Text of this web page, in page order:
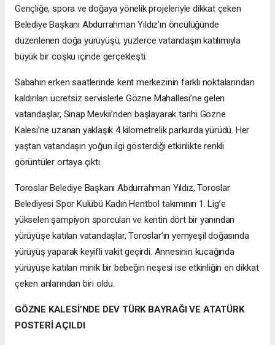
Gençliğe, spora ve doğaya yönelik projeleriyle dikkat çeken
Belediye Başkanı Abdurrahman Yıldız’ın öncülüğünde
düzenlenen doğa yürüyüşü, yüzlerce vatandaşın katılımıyla
büyük bir coşku içinde gerçekleşti.
Sabahın erken saatlerinde kent merkezinin farklı noktalarından
kaldırılan ücretsiz servislerle Gözne Mahallesi’ne gelen
vatandaşlar, Sinap Mevkii’nden başlayarak tarihi Gözne
Kalesi’ne uzanan yaklaşık 4 kilometrelik parkurda yürüdü. Her
yaştan vatandaşın yoğun ilgi gösterdiği etkinlikte renkli
görüntüler ortaya çıktı.
Toroslar Belediye Başkanı Abdurrahman Yıldız, Toroslar
Belediyesi Spor Kulübü Kadın Hentbol takımının 1. Lig’e
yükselen şampiyon sporcuları ve kentin dört bir yanından
yürüyüşe katılan vatandaşlar, Toroslar’ın yemyeşil doğasında
yürüyüş yaparak keyifli vakit geçirdi. Annesinin kucağında
yürüyüşe katılan minik bir bebeğin neşesi ise etkinliğin en dikkat
çeken anlarından biri oldu.
GÖZNE KALESİ’NDE DEV TÜRK BAYRAĞI VE ATATÜRK
POSTERİ AÇILDI